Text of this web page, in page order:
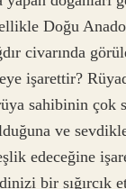
Doğu
civarında
işarettir?
sahibinin çok
ve
edeceğine
bir sığırcık